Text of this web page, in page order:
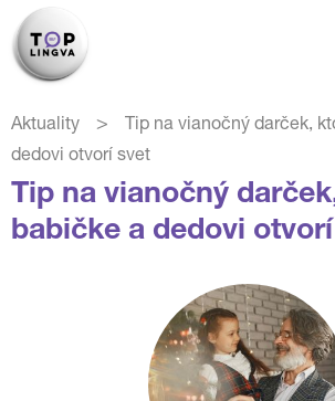
Aktuality >
Tip na vianočný darček,
dedovi otvorí svet
Tip na vianočný
babičke a dedovi